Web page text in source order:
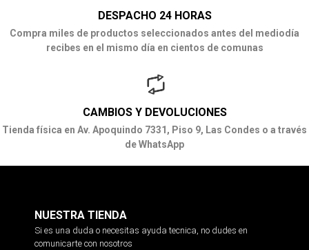
DESPACHO 24 HORAS
Compra miles de productos seleccionados antes del mediodía
recibes en el mismo día en cientos de comunas
CAMBIOS Y DEVOLUCIONES
Tienda física en Av. Apoquindo 7331, Piso 9, Las Condes o a través
de WhatsApp
NUESTRA TIENDA
Si es una duda o necesitas ayuda tecnica, no dudes en
comunicarte con nosotros